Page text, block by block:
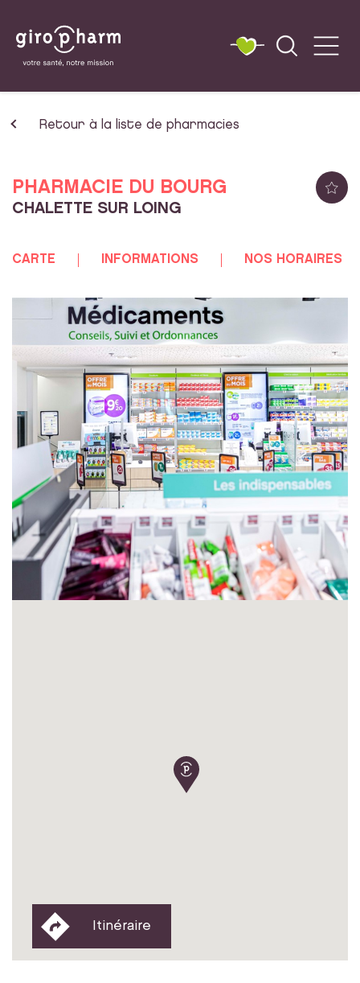
Retour à la liste de pharmacies
PHARMACIE DU BOURG
CHALETTE SUR LOING
CARTE INFORMATIONS NOS HORAIRES
Itinéraire